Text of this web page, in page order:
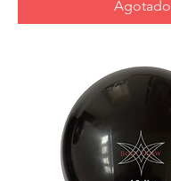
Agotado